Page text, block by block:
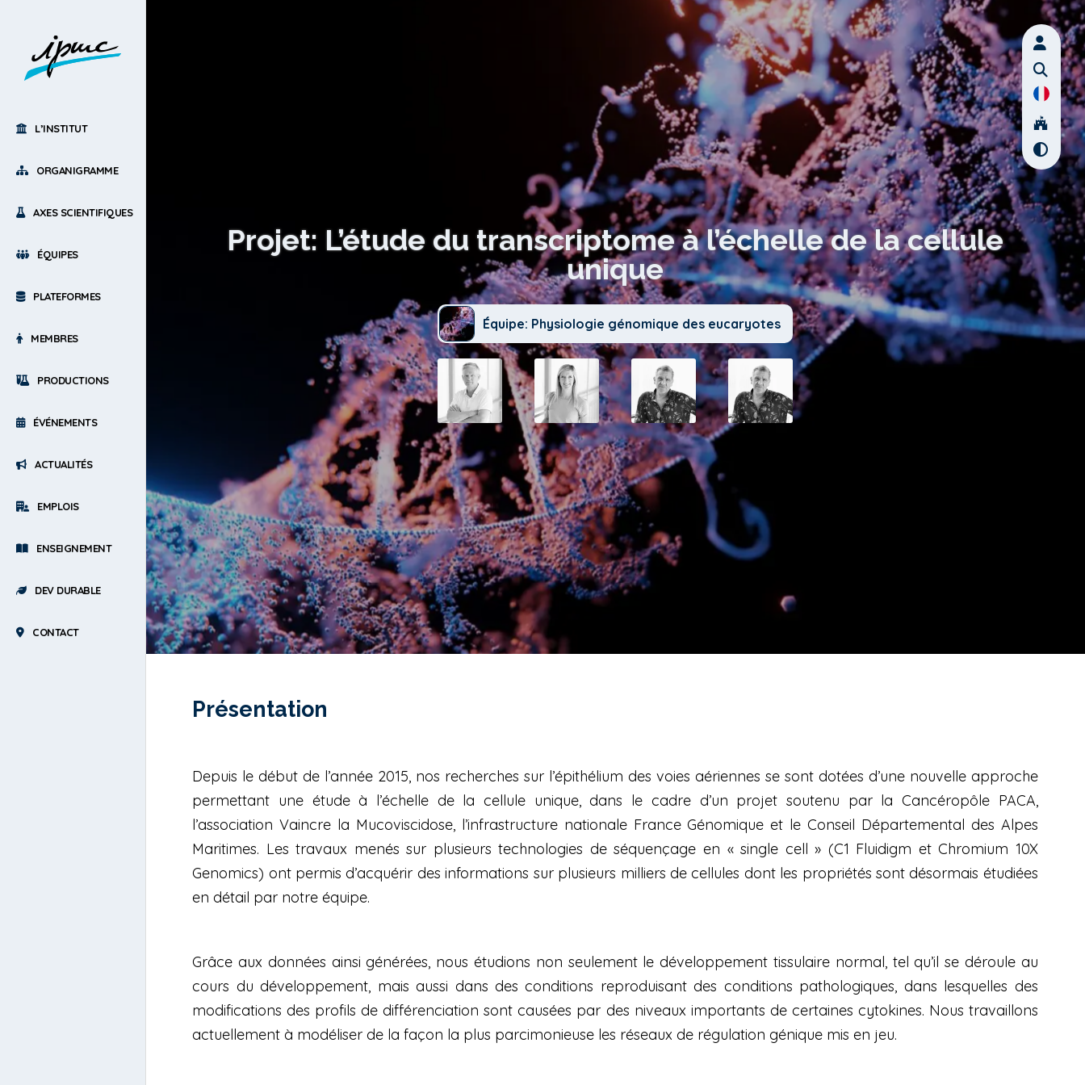
L’INSTITUT
ORGANIGRAMME
AXES SCIENTIFIQUES
ÉQUIPES
PLATEFORMES
MEMBRES
PRODUCTIONS
ÉVÉNEMENTS
ACTUALITÉS
EMPLOIS
ENSEIGNEMENT
DEV DURABLE
CONTACT
Projet: L’étude du transcriptome à l’échelle de la cellule
unique
Équipe: Physiologie génomique des eucaryotes
Présentation
Depuis le début de l’année 2015, nos recherches sur l’épithélium des voies aériennes se sont dotées d’une nouvelle approche
permettant une étude à l’échelle de la cellule unique, dans le cadre d’un projet soutenu par la Cancéropôle PACA,
l’association Vaincre la Mucoviscidose, l’infrastructure nationale France Génomique et le Conseil Départemental des Alpes
Maritimes. Les travaux menés sur plusieurs technologies de séquençage en « single cell » (C1 Fluidigm et Chromium 10X
Genomics) ont permis d’acquérir des informations sur plusieurs milliers de cellules dont les propriétés sont désormais étudiées
en détail par notre équipe.
Grâce aux données ainsi générées, nous étudions non seulement le développement tissulaire normal, tel qu’il se déroule au
cours du développement, mais aussi dans des conditions reproduisant des conditions pathologiques, dans lesquelles des
modifications des profils de différenciation sont causées par des niveaux importants de certaines cytokines. Nous travaillons
actuellement à modéliser de la façon la plus parcimonieuse les réseaux de régulation génique mis en jeu.